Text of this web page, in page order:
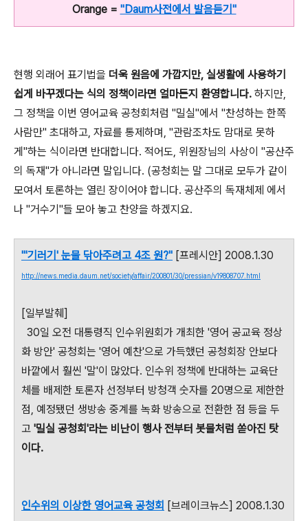
Orange = "Daum사전에서 발음듣기"
현행 외래어 표기법을 더욱 원음에 가깝지만, 실생활에 사용하기
쉽게 바꾸겠다는 식의 정책이라면 얼마든지 환영합니다. 하지만,
그 정책을 이번 영어교육 공청회처럼 "밀실"에서 "찬성하는 한쪽
사람만" 초대하고, 자료를 통제하며, "관람조차도 맘대로 못하
게"하는 식이라면 반대합니다. 적어도, 위원장님의 사상이 "공산주
의 독재"가 아니라면 말입니다. (공청회는 말 그대로 모두가 같이
모여서 토론하는 열린 장이어야 합니다. 공산주의 독재체제 에서
나 "거수기"들 모아 놓고 찬양을 하겠지요.
"'기러기' 눈물 닦아주려고 4조 원?" [프레시안] 2008.1.30
http://news.media.daum.net/society/affair/200801/30/pressian/v19808707.html
[일부발췌]
30일 오전 대통령직 인수위원회가 개최한 '영어 공교육 정상
화 방안' 공청회는 '영어 예찬'으로 가득했던 공청회장 안보다
바깥에서 훨씬 '말'이 많았다. 인수위 정책에 반대하는 교육단
체를 배제한 토론자 선정부터 방청객 숫자를 20명으로 제한한
점, 예정됐던 생방송 중계를 녹화 방송으로 전환한 점 등을 두
고 '밀실 공청회'라는 비난이 행사 전부터 봇물처럼 쏟아진 탓
이다.
인수위의 이상한 영어교육 공청회 [브레이크뉴스] 2008.1.30